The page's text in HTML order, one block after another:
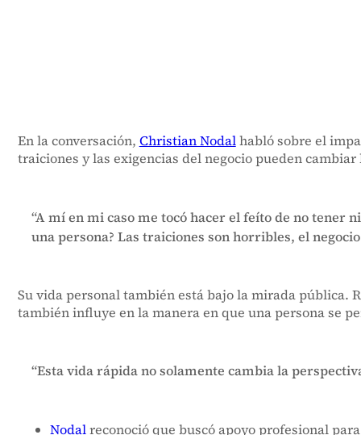
En la conversación, Christian Nodalhabló sobre el
traiciones y las exigencias del negocio pueden
“A mí en mi caso me tocó hacer el feíto de no tener
una persona? Las traiciones son horribles, el
Su vida personal también está bajo la mirada pública.
también influye en la manera en que una persona se
“Esta vida rápida no solamente cambia la
Nodalreconoció que buscó apoyo profesional